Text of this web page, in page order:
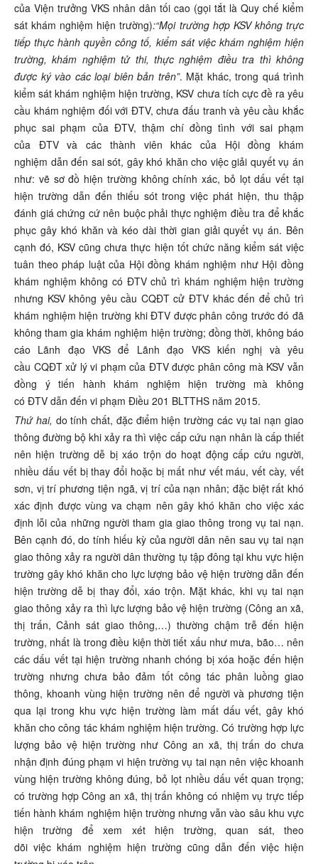
của Viện trưởng VKS nhân dân tối cao (gọi tắt là Quy chế kiểm
sát khám nghiệm hiện trường):“Mọi trường hợp KSV không trực
tiếp thực hành quyền công tố, kiểm sát việc khám nghiệm hiện
trường, khám nghiệm tử thi, thực nghiệm điều tra thì không
được ký vào các loại biên bản trên”. Mặt khác, trong quá trình
kiểm sát khám nghiệm hiện trường, KSV chưa tích cực đề ra yêu
cầu khám nghiệm đối với ĐTV, chưa đấu tranh và yêu cầu khắc
phục sai phạm của ĐTV, thậm chí đồng tình với sai phạm
của ĐTV và các thành viên khác của Hội đồng khám
nghiệm dẫn đến sai sót, gây khó khăn cho việc giải quyết vụ án
như: vẽ sơ đồ hiện trường không chính xác, bỏ lọt dấu vết tại
hiện trường dẫn đến thiếu sót trong việc phát hiện, thu thập
đánh giá chứng cứ nên buộc phải thực nghiệm điều tra để khắc
phục gây khó khăn và kéo dài thời gian giải quyết vụ án. Bên
cạnh đó, KSV cũng chưa thực hiện tốt chức năng kiểm sát việc
tuân theo pháp luật của Hội đồng khám nghiệm như Hội đồng
khám nghiệm không có ĐTV chủ trì khám nghiệm hiện trường
nhưng KSV không yêu cầu CQĐT cử ĐTV khác đến để chủ trì
khám nghiệm hiện trường khi ĐTV được phân công trước đó đã
không tham gia khám nghiệm hiện trường; đồng thời, không báo
cáo Lãnh đạo VKS để Lãnh đạo VKS kiến nghị và yêu
cầu CQĐT xử lý vi phạm của ĐTV được phân công mà KSV vẫn
đồng ý tiến hành khám nghiệm hiện trường mà không
có ĐTV dẫn đến vi phạm Điều 201 BLTTHS năm 2015.
Thứ hai, do tính chất, đặc điểm hiện trường các vụ tai nạn giao
thông đường bộ khi xảy ra thì việc cấp cứu nạn nhân là cấp thiết
nên hiện trường dễ bị xáo trộn do hoạt động cấp cứu người,
nhiều dấu vết bị thay đổi hoặc bị mất như vết máu, vết cày, vết
sơn, vị trí phương tiện ngã, vị trí của nạn nhân; đặc biệt rất khó
xác định được vùng va chạm nên gây khó khăn cho việc xác
định lỗi của những người tham gia giao thông trong vụ tai nạn.
Bên cạnh đó, do tính hiếu kỳ của người dân nên sau vụ tai nạn
giao thông xảy ra người dân thường tụ tập đông tại khu vực hiện
trường gây khó khăn cho lực lượng bảo vệ hiện trường dẫn đến
hiện trường dễ bị thay đổi, xáo trộn. Mặt khác, khi vụ tai nạn
giao thông xảy ra thì lực lượng bảo vệ hiện trường (Công an xã,
thị trấn, Cảnh sát giao thông,…) thường chậm trễ đến hiện
trường, nhất là trong điều kiện thời tiết xấu như mưa, bão… nên
các dấu vết tại hiện trường nhanh chóng bị xóa hoặc đến hiện
trường nhưng chưa bảo đảm tốt công tác phân luồng giao
thông, khoanh vùng hiện trường nên để người và phương tiện
qua lại trong khu vực hiện trường làm mất dấu vết, gây khó
khăn cho công tác khám nghiệm hiện trường. Có trường hợp lực
lượng bảo vệ hiện trường như Công an xã, thị trấn do chưa
nhận định đúng phạm vi hiện trường vụ tai nạn nên việc khoanh
vùng hiện trường không đúng, bỏ lọt nhiều dấu vết quan trọng;
có trường hợp Công an xã, thị trấn không có nhiệm vụ trực tiếp
tiến hành khám nghiệm hiện trường nhưng vẫn vào sâu khu vực
hiện trường để xem xét hiện trường, quan sát, theo
dõi việc khám nghiệm hiện trường cũng dẫn đến việc hiện